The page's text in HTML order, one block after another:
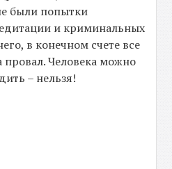
были попытки
и криминальных
в конечном счете все
провал. Человека можно
– нельзя!